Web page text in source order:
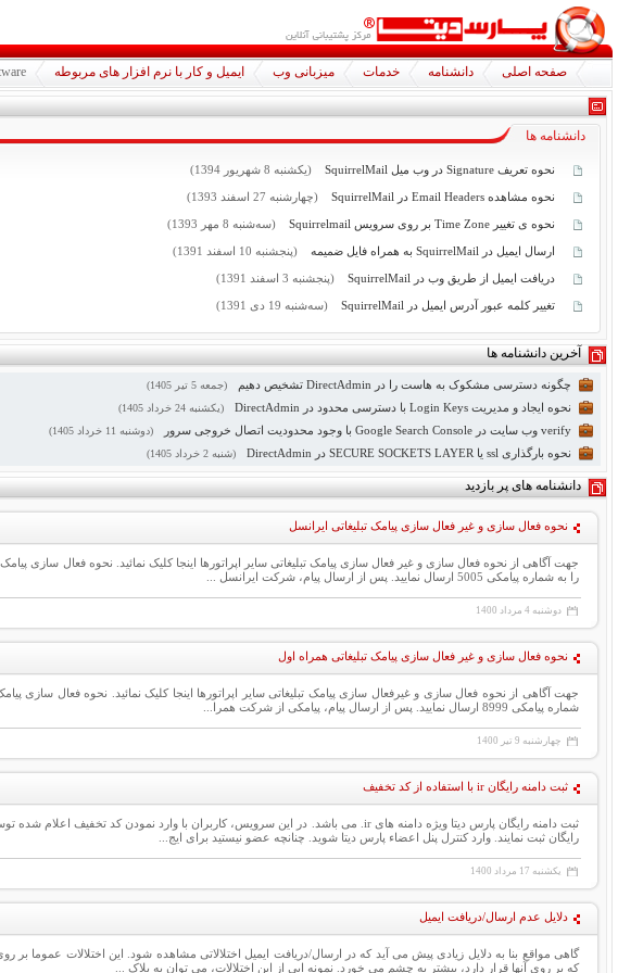
صفحه اصلی دانشنامه خدمات میزبانی وب ایمیل و کار با نرم افزار های مربوطه
دانشنامه ها
نحوه تعریف Signature در وب میل SquirrelMail (یکشنبه 8 شهریور 1394)
نحوه مشاهده Email Headers در SquirrelMail (چهارشنبه 27 اسفند 1393)
نحوه ی تغییر Time Zone بر روی سرویس Squirrelmail (سه‌شنبه 8 مهر 1393)
ارسال ایمیل در SquirrelMail به همراه فایل ضمیمه (پنجشنبه 10 اسفند 1391)
دریافت ایمیل از طریق وب در SquirrelMail (پنجشنبه 3 اسفند 1391)
تغییر کلمه عبور آدرس ایمیل در SquirrelMail (سه‌شنبه 19 دی 1391)
آخرین دانشنامه ها
چگونه دسترسی مشکوک به هاست را در DirectAdmin تشخیص دهیم (جمعه 5 تیر 1405)
نحوه ایجاد و مدیریت Login Keys با دسترسی محدود در DirectAdmin (یکشنبه 24 خرداد 1405)
verify وب سایت در Google Search Console با وجود محدودیت اتصال خروجی سرور (دوشنبه 11 خرداد 1405)
نحوه بارگذاری ssl یا SECURE SOCKETS LAYER در DirectAdmin (شنبه 2 خرداد 1405)
دانشنامه های پر بازدید
نحوه فعال سازی و غیر فعال سازی پیامک تبلیغاتی ایرانسل
را به شماره پیامکی 5005 ارسال نمایید. پس از ارسال پیام، شرکت ایرانسل ...
دوشنبه 4 مرداد 1400
نحوه فعال سازی و غیر فعال سازی پیامک تبلیغاتی همراه اول
شماره پیامکی 8999 ارسال نمایید. پس از ارسال پیام، پیامکی از شرکت همرا...
چهارشنبه 9 تیر 1400
ثبت دامنه رایگان ir با استفاده از کد تخفیف
رایگان ثبت نمایند. وارد كنترل پنل اعضاء پارس ديتا شويد. چنانچه عضو نیستید برای ایج...
یکشنبه 17 مرداد 1400
دلایل عدم ارسال/دریافت ایمیل
گاهی مواقع بنا به دلایل زیادی پیش می آید که در ارسال/دریافت ایمیل اختلالاتی مشاهده شود. این اختلالات عموما بر
که بر روی آنها قرار دارد، بیشتر به چشم می خورد. نمونه ایی از این اختلالات، می توان به بلاک ...